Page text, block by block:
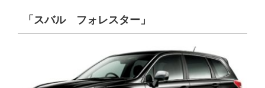
「スバル フォレスター」